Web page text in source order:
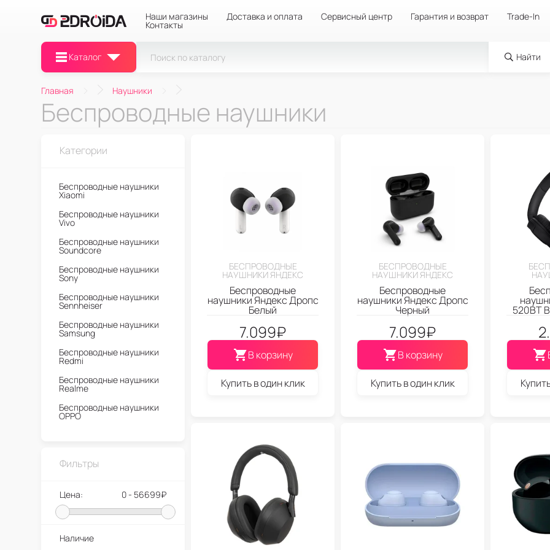
Наши магазины Доставка и оплата Сервисный центр Гарантия и возврат Trade-In
Контакты
Каталог Найти
Главная Наушники
Беспроводные наушники
БЕСПРОВОДНЫЕ
НАУШНИКИ ЯНДЕКС
Беспроводные
наушники Яндекс Дропс
Белый
7.099₽
В корзину
Купить в один клик
БЕСПРОВОДНЫЕ
НАУШНИКИ ЯНДЕКС
Беспроводные
наушники Яндекс Дропс
Черный
7.099₽
В корзину
Купить в один клик
520BT
Категории
Беспроводные наушники
Xiaomi
Беспроводные наушники
Vivo
Беспроводные наушники
Soundcore
Беспроводные наушники
Sony
Беспроводные наушники
Sennheiser
Беспроводные наушники
Samsung
Беспроводные наушники
Redmi
Беспроводные наушники
Realme
Беспроводные наушники
OPPO
Беспроводные наушники
Nothing
Беспроводные наушники
Marshall
Беспроводные наушники
Беспроводные наушники
Фильтры
Цена: 0 - 56699₽
Наличие